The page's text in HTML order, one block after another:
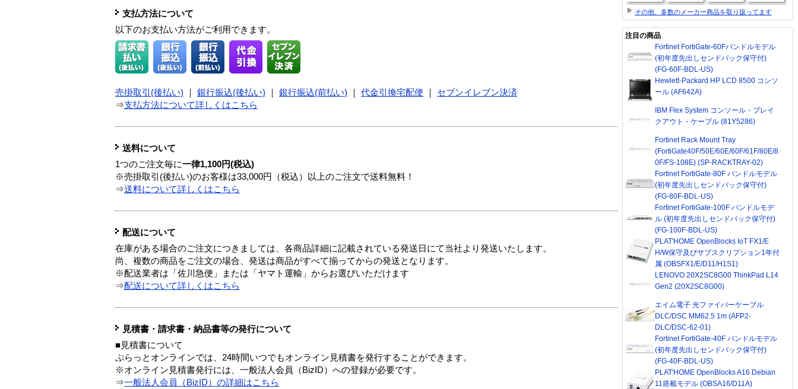
支払方法について
以下のお支払い方法がご利用できます。
売掛取引(後払い) 銀行振込(後払い) 銀行振込(前払い) 代金引換宅配便
セブンイレブン決済
⇒支払方法について詳しくはこちら
送料について
1つのご注文毎に一律1,100円(税込)
※売掛取引(後払い)のお客様は33,000円（税込）以上のご注文で送料無料！
⇒送料について詳しくはこちら
配送について
在庫がある場合のご注文につきましては、各商品詳細に記載されている発送日にて当社より発送いたします。
尚、複数の商品をご注文の場合、発送は商品がすべて揃ってからの発送となります。
※配送業者は「佐川急便」または「ヤマト運輸」からお選びいただけます
⇒配送について詳しくはこちら
見積書・請求書・納品書等の発行について
■見積書について
ぷらっとオンラインでは、24時間いつでもオンライン見積書を発行することができます。
※オンライン見積書発行には、一般法人会員（BizID）への登録が必要です。
⇒一般法人会員（BizID）の詳細はこちら
その他、多数のメーカー商品を取り扱ってます
注目の商品
Fortinet FortiGate-60Fバンドルモデル
(初年度先出しセンドバック保守付)
(FG-60F-BDL-US)
Hewlett-Packard HP LCD 8500 コンソ
ール (AF642A)
IBM Flex System コンソール・ブレイ
クアウト・ケーブル (81Y5286)
Fortinet Rack Mount Tray
(FortiGate40F/50E/60E/60F/61F/80E/8
0F/FS-108E) (SP-RACKTRAY-02)
Fortinet FortiGate-80F バンドルモデル
(初年度先出しセンドバック保守付)
(FG-80F-BDL-US)
Fortinet FortiGate-100F バンドルモデ
ル (初年度先出しセンドバック保守付)
(FG-100F-BDL-US)
PLAT'HOME OpenBlocks IoT FX1/E
H/W保守及びサブスクリプション1年付
属 (OBSFX1/E/D11/H1S1)
LENOVO 20X2SC8G00 ThinkPad L14
Gen2 (20X2SC8G00)
エイム電子 光ファイバーケーブル
DLC/DSC MM62.5 1m (AFP2-
DLC/DSC-62-01)
Fortinet FortiGate-40F バンドルモデル
(初年度先出しセンドバック保守付)
(FG-40F-BDL-US)
PLAT'HOME OpenBlocks A16 Debian
11搭載モデル (OBSA16/D11A)